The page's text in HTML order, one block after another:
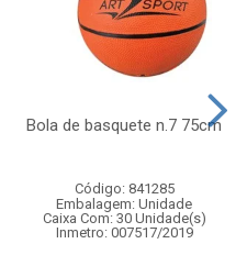
Bola de basquete n.7 75cm
Código: 841285
Embalagem: Unidade
Caixa Com: 30 Unidade(s)
Inmetro: 007517/2019